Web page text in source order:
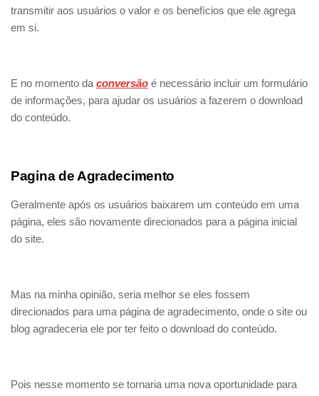
transmitir aos usuários o valor e os benefícios que ele agrega
em si.
E no momento da conversão é necessário incluir um formulário
de informações, para ajudar os usuários a fazerem o download
do conteúdo.
Pagina de Agradecimento
Geralmente após os usuários baixarem um conteúdo em uma
página, eles são novamente direcionados para a página inicial
do site.
Mas na minha opinião, seria melhor se eles fossem
direcionados para uma página de agradecimento, onde o site ou
blog agradeceria ele por ter feito o download do conteúdo.
Pois nesse momento se tornaria uma nova oportunidade para